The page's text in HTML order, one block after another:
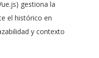
gestiona la
el histórico en
y contexto